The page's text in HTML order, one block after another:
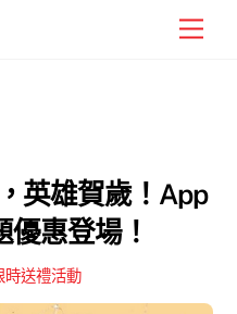
英雄賀歲！App
惠登場！
時送禮活動